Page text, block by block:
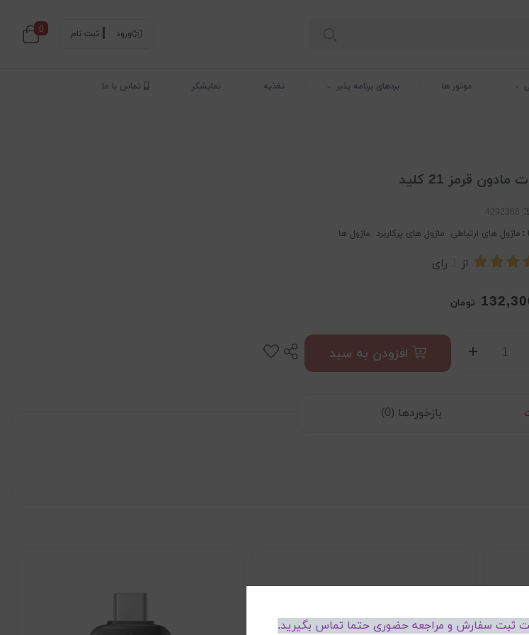
ورود ثبت نام 0
موتور ها بردهای برنامه پذیر تغذیه نمایشگر تماس با ما
قرمز 21 کلید
: ماژول های ارتباطی ماژول های پرکاربرد ماژول ها
از رای
تومان
افزودن به سبد
بازخوردها (0)
ثبت سفارش و مراجعه حضوری حتما تماس بگیرید.